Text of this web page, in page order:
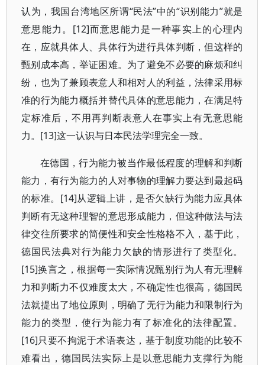
认为，我国台湾地区所谓“民法”中的“识别能力”就是
意思能力。[12]而意思能力是一种事实上的心理内
在，应就具体人、具体行为进行具体判断，但这样的
甄别成本高，举证困难。为了避免不必要的麻烦和纠
纷，也为了兼顾表意人和相对人的利益，法律采用标
准的行为能力概括并替代具体的意思能力，在满足特
定标准后，不用再判断表意人在事实上有无意思能
力。[13]这一认识与日本民法学理完全一致。
在德国，行为能力被当作最低程度的理解和判断
能力，有行为能力的人对事物的理解力要达到最起码
的标准。[14]从逻辑上讲，是否欠缺行为能力应具体
判断有无这种理智的意思形成能力，但这种做法与法
律交往所要求的简便性和安全性格格不入，基于此，
德国民法典对行为能力欠缺的情形进行了类型化。
[15]换言之，根据每一实际情况甄别行为人有无理解
力和判断力不仅难度太大，不确定性也很高，德国民
法就提出了地位原则，明确了无行为能力和限制行为
能力的类型，使行为能力有了标准化的法律配置。
[16]只要不拘泥于术语表达，基于制度功能的比较不
难看出，德国民法实际上是以意思能力支撑行为能